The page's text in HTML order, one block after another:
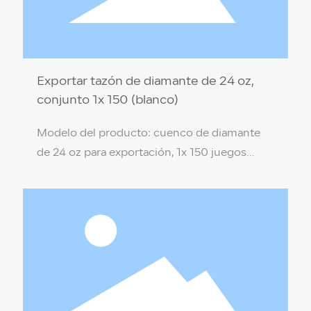
Exportar tazón de diamante de 24 oz,
conjunto 1x 150 (blanco)
Modelo del producto: cuenco de diamante
de 24 oz para exportación, 1x 150 juegos
* 9,4 cm Material del producto: PP de grado
medio ambiente) Color de la caja: blanco
Temperatura de resistencia: 110 ℃ / -18 ℃
Cantidad por caja: 1 x 150 juegos